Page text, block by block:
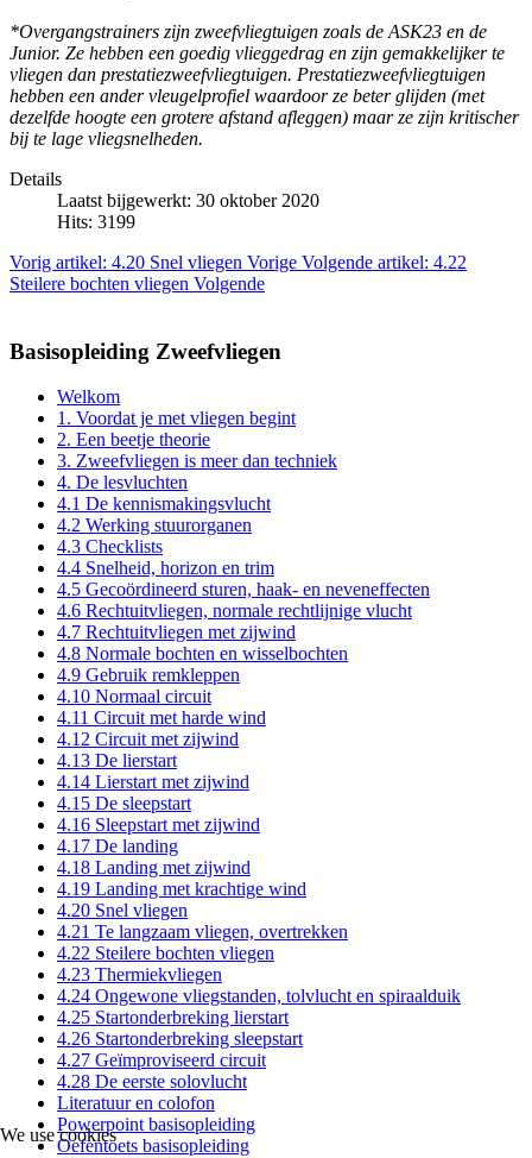
*Overgangstrainers zijn zweefvliegtuigen zoals de ASK23 en de
Junior. Ze hebben een goedig vlieggedrag en zijn gemakkelijker te
vliegen dan prestatiezweefvliegtuigen. Prestatiezweefvliegtuigen
hebben een ander vleugelprofiel waardoor ze beter glijden (met
dezelfde hoogte een grotere afstand afleggen) maar ze zijn kritischer
bij te lage vliegsnelheden.
Details
Laatst bijgewerkt: 30 oktober 2020
Hits: 3199
Vorig artikel: 4.20 Snel vliegen Vorige Volgende artikel: 4.22
Steilere bochten vliegen Volgende
Basisopleiding Zweefvliegen
Welkom
1. Voordat je met vliegen begint
2. Een beetje theorie
3. Zweefvliegen is meer dan techniek
4. De lesvluchten
4.1 De kennismakingsvlucht
4.2 Werking stuurorganen
4.3 Checklists
4.4 Snelheid, horizon en trim
4.5 Gecoördineerd sturen, haak- en neveneffecten
4.6 Rechtuitvliegen, normale rechtlijnige vlucht
4.7 Rechtuitvliegen met zijwind
4.8 Normale bochten en wisselbochten
4.9 Gebruik remkleppen
4.10 Normaal circuit
4.11 Circuit met harde wind
4.12 Circuit met zijwind
4.13 De lierstart
4.14 Lierstart met zijwind
4.15 De sleepstart
4.16 Sleepstart met zijwind
4.17 De landing
4.18 Landing met zijwind
4.19 Landing met krachtige wind
4.20 Snel vliegen
4.21 Te langzaam vliegen, overtrekken
4.22 Steilere bochten vliegen
4.23 Thermiekvliegen
4.24 Ongewone vliegstanden, tolvlucht en spiraalduik
4.25 Startonderbreking lierstart
4.26 Startonderbreking sleepstart
4.27 Geïmproviseerd circuit
4.28 De eerste solovlucht
Literatuur en colofon
Powerpoint basisopleiding
Oefentoets basisopleiding
We use cookies